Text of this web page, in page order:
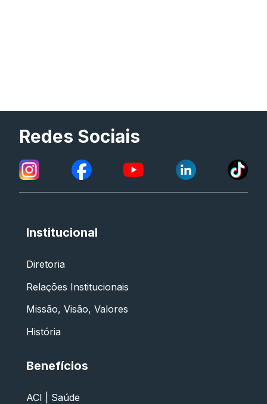
Redes Sociais
Institucional
Diretoria
Relações Institucionais
Missão, Visão, Valores
História
Benefícios
ACI | Saúde